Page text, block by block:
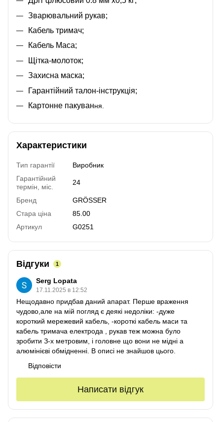
Зварювальний рукав;
Кабель тримач;
Кабель Маса;
Щітка-молоток;
Захисна маска;
Гарантійний талон-інструкція;
Картонне пакування
Характеристики
Тип гарантії
Виробник
Гарантійний
термін, міс.
24
Бренд
GRÖSSER
Стара ціна
85.00
Артикул
G0251
Відгуки 1
Serg Lopata
17.11.2025 в 12:52
Нещодавно придбав даний апарат. Перше враження
чудово,але на мій погляд є деякі недоліки: -дуже
короткий мережевий кабель, -короткі кабель маси та
кабель тримача електрода , рукав теж можна було
зробити З-х метровим, і головне що вони не мідні а
алюмінієві обмідненні. В описі не знайшов цього.
Відповісти
Написати відгук